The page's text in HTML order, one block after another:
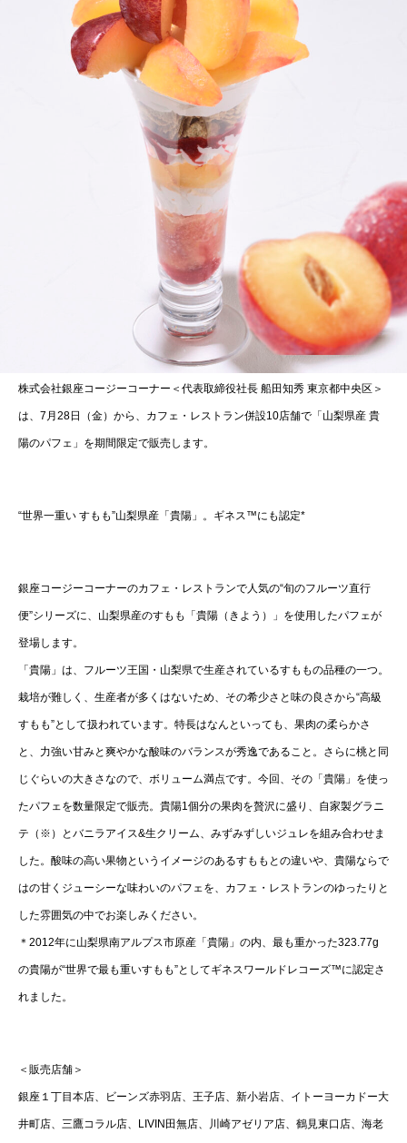
株式会社銀座コージーコーナー＜代表取締役社長 船田知秀 東京都中央区＞
は、7月28日（金）から、カフェ・レストラン併設10店舗で「山梨県産 貴
陽のパフェ」を期間限定で販売します。
“世界一重い すもも”山梨県産「貴陽」。ギネス™にも認定*
銀座コージーコーナーのカフェ・レストランで人気の“旬のフルーツ直行
便”シリーズに、山梨県産のすもも「貴陽（きよう）」を使用したパフェが
登場します。
「貴陽」は、フルーツ王国・山梨県で生産されているすももの品種の一つ。
栽培が難しく、生産者が多くはないため、その希少さと味の良さから“高級
すもも”として扱われています。特長はなんといっても、果肉の柔らかさ
と、力強い甘みと爽やかな酸味のバランスが秀逸であること。さらに桃と同
じぐらいの大きさなので、ボリューム満点です。今回、その「貴陽」を使っ
たパフェを数量限定で販売。貴陽1個分の果肉を贅沢に盛り、自家製グラニ
テ（※）とバニラアイス&生クリーム、みずみずしいジュレを組み合わせま
した。酸味の高い果物というイメージのあるすももとの違いや、貴陽ならで
はの甘くジューシーな味わいのパフェを、カフェ・レストランのゆったりと
した雰囲気の中でお楽しみください。
＊2012年に山梨県南アルプス市原産「貴陽」の内、最も重かった323.77g
の貴陽が“世界で最も重いすもも”としてギネスワールドレコーズ™に認定さ
れました。
＜販売店舗＞
銀座１丁目本店、ビーンズ赤羽店、王子店、新小岩店、イトーヨーカドー大
井町店、三鷹コラル店、LIVIN田無店、川崎アゼリア店、鶴見東口店、海老